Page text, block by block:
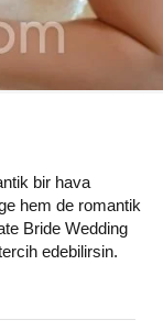
bir hava
hem de romantik
Bride Wedding
edebilirsin.